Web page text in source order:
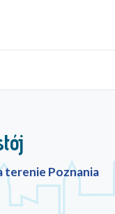
terenie Poznania